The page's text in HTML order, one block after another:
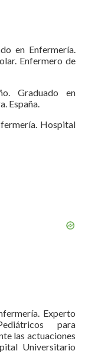
en Enfermería.
Enfermero de
Graduado en
España.
Hospital
Experto
para
las actuaciones
Universitario